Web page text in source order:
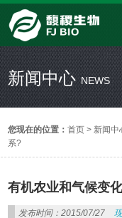
新闻中心NEWS
您现在的位置：首页 > 新闻中
系?
有机农业和气候变
发布时间：2015/07/27